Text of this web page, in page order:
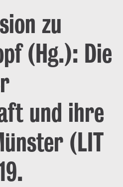
zu
(Hg.): Die
und ihre
(LIT